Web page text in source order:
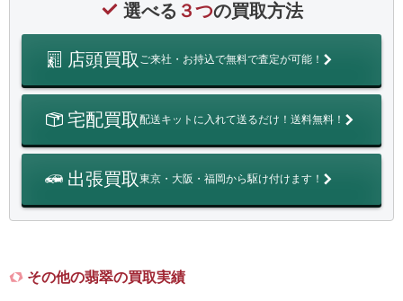
選べる ３つの買取方法
店頭買取 ご来社・お持込で無料で査定が可能！
宅配買取配送キットに入れて送るだけ！送料無料！
出張買取東京・大阪・福岡から駆け付けます！
その他の翡翠の買取実績